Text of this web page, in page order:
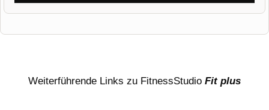
Weiterführende Links zu FitnessStudio Fit plus